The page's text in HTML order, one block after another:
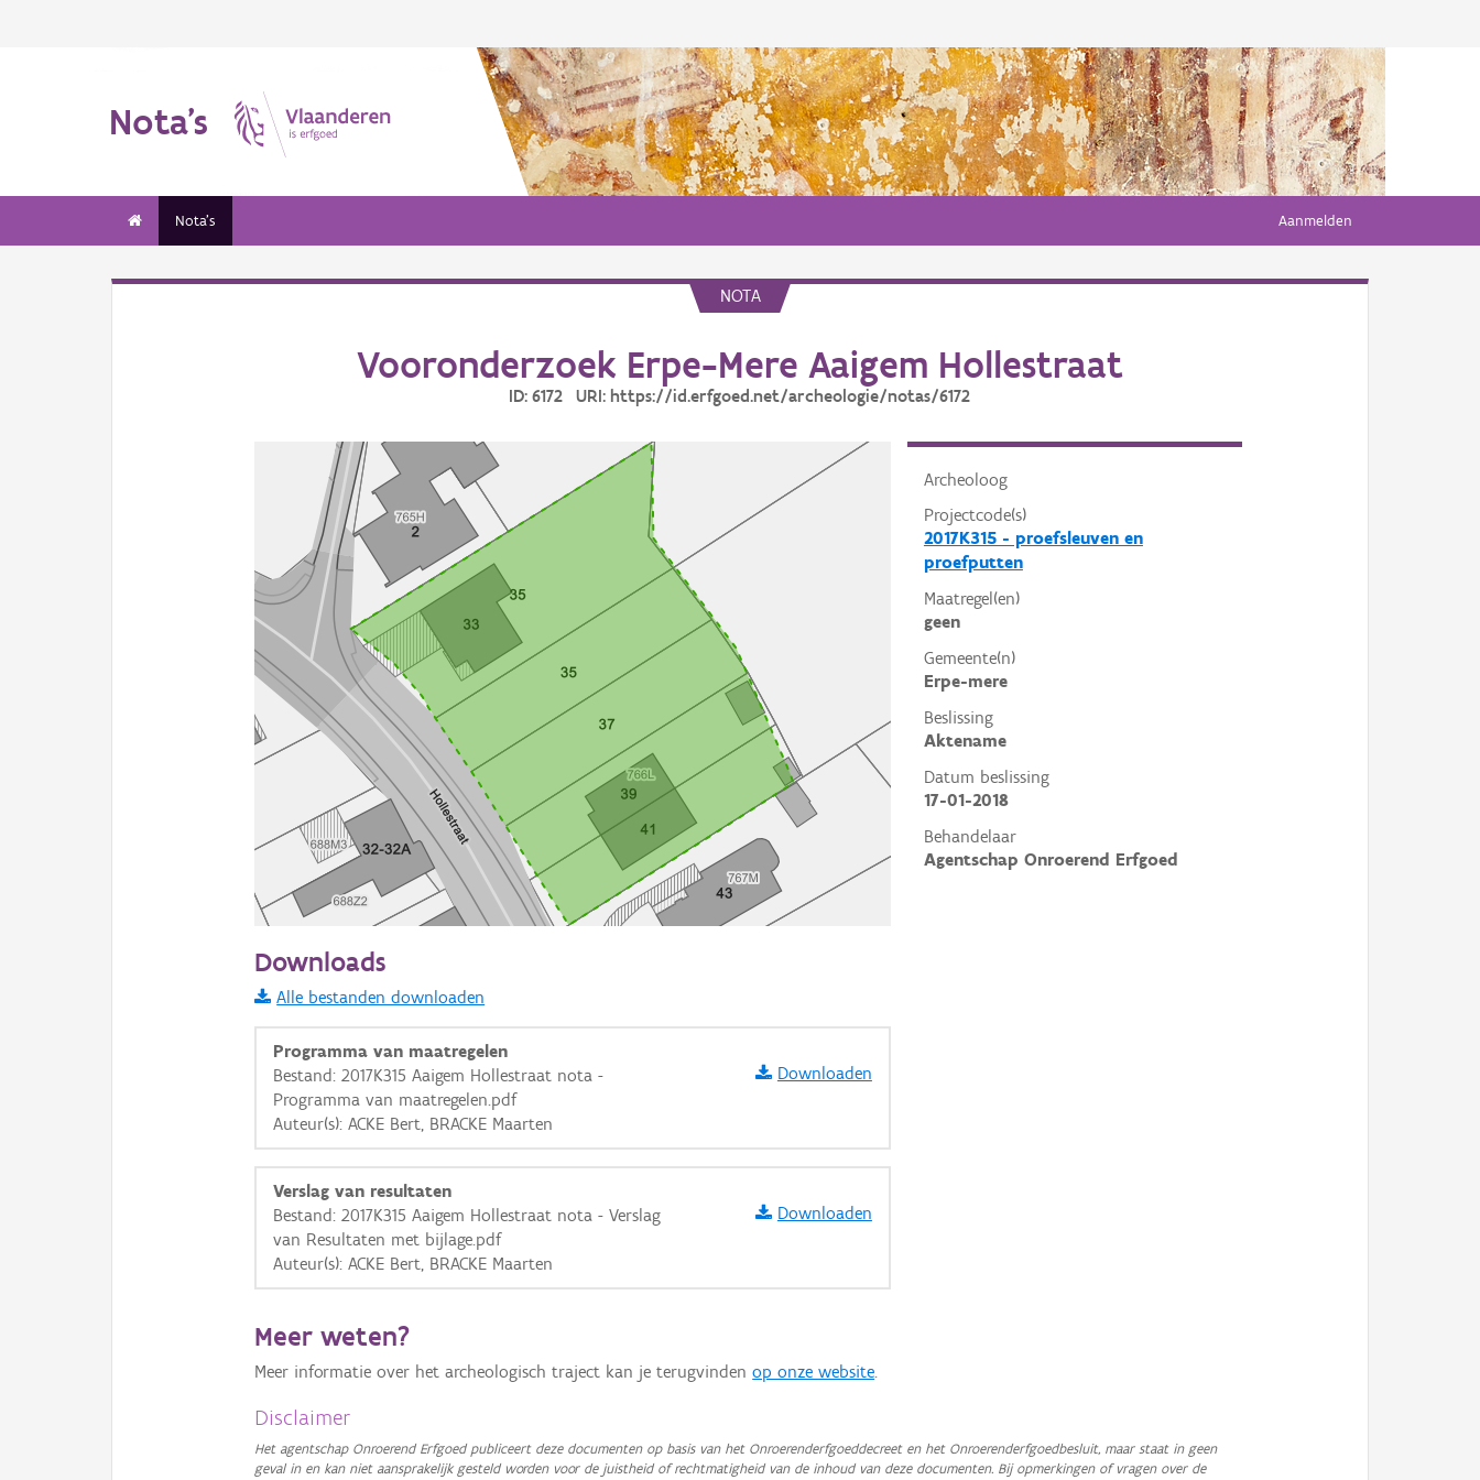
Nota's
Nota's Aanmelden
NOTA
Vooronderzoek Erpe-Mere Aaigem Hollestraat
ID: 6172 URI: https://id.erfgoed.net/archeologie/notas/6172
Archeoloog
Projectcode(s)
2017K315 - proefsleuven en
proefputten
Maatregel(en)
geen
Gemeente(n)
Erpe-mere
Beslissing
Aktename
Datum beslissing
17-01-2018
Behandelaar
Agentschap Onroerend Erfgoed
Informatie Vlaanderen
i
+ −
Basis Lagen
Ortho
GRB-Basiskaart in grijswaarden
Downloads
Alle bestanden downloaden
Programma van maatregelen
Bestand: 2017K315 Aaigem Hollestraat nota -
Programma van maatregelen.pdf
Auteur(s): ACKE Bert, BRACKE Maarten
Downloaden
Verslag van resultaten
Bestand: 2017K315 Aaigem Hollestraat nota - Verslag
van Resultaten met bijlage.pdf
Auteur(s): ACKE Bert, BRACKE Maarten
Downloaden
Meer weten?
Meer informatie over het archeologisch traject kan je terugvindenop onze website.
Disclaimer
Het agentschap Onroerend Erfgoed publiceert deze documenten op basis van het Onroerenderfgoeddecreet en het Onroerenderfgoedbesluit, maar staat in geen
geval in en kan niet aansprakelijk gesteld worden voor de juistheid of rechtmatigheid van de inhoud van deze documenten. Bij opmerkingen of vragen over de